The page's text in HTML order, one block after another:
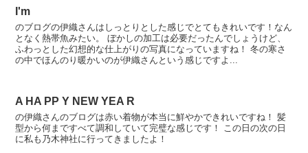
I'm
のブログの伊織さんはしっとりとした感じでとてもきれいです！なん
となく熱帯魚みたい。 ぼかしの加工は必要だったんでしょうけど、
ふわっとした幻想的な仕上がりの写真になっていますね！ 冬の寒さ
の中でほんのり暖かいのが伊織さんという感じですよ...
A HA PP Y NEW YEA R
の伊織さんのブログは赤い着物が本当に鮮やかできれいですね！ 髪
型から何まですべて調和していて完璧な感じです！ この日の次の日
に私も乃木神社に行ってきましたよ！